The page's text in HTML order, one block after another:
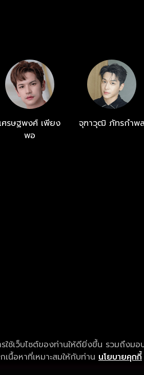
เศรษฐพงศ์ เพียง
พอ
จุฑาวุฒิ ภัทรกำพล
ใช้เว็บไซต์ของท่านให้ดียิ่งขึ้น รวมถึงมอ
นื้อหาที่เหมาะสมให้กับท่าน นโยบายคุกกี้